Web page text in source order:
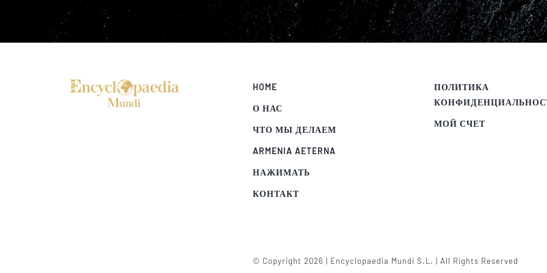
HOME
О НАС
ЧТО МЫ ДЕЛАЕМ
ARMENIA AETERNA
НАЖИМАТЬ
КОНТАКТ
ПОЛИТИКА
МОЙ СЧЕТ
© Copyright 2026 | Encyclopaedia Mundi S.L. | All Rights Reserved